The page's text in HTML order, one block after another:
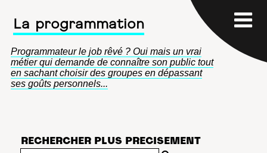
La programmation
Programmateur le job rêvé ? Oui mais un vrai
métier qui demande de connaître son public tout
en sachant choisir des groupes en dépassant
ses goûts personnels...
RECHERCHER PLUS PRECISEMENT